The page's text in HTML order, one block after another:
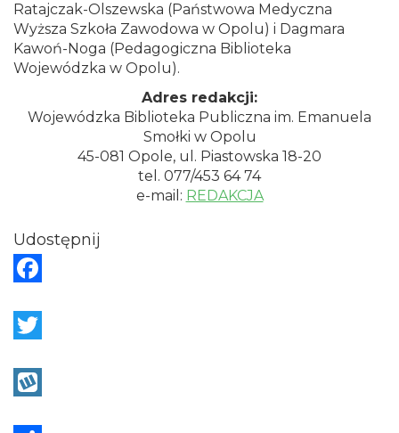
Ratajczak-Olszewska (Państwowa Medyczna
Wyższa Szkoła Zawodowa w Opolu) i Dagmara
Kawoń-Noga (Pedagogiczna Biblioteka
Wojewódzka w Opolu).
Adres redakcji:
Wojewódzka Biblioteka Publiczna im. Emanuela
Smołki w Opolu
45-081 Opole, ul. Piastowska 18-20
tel. 077/453 64 74
e-mail: REDAKCJA
Udostępnij
a
e
w